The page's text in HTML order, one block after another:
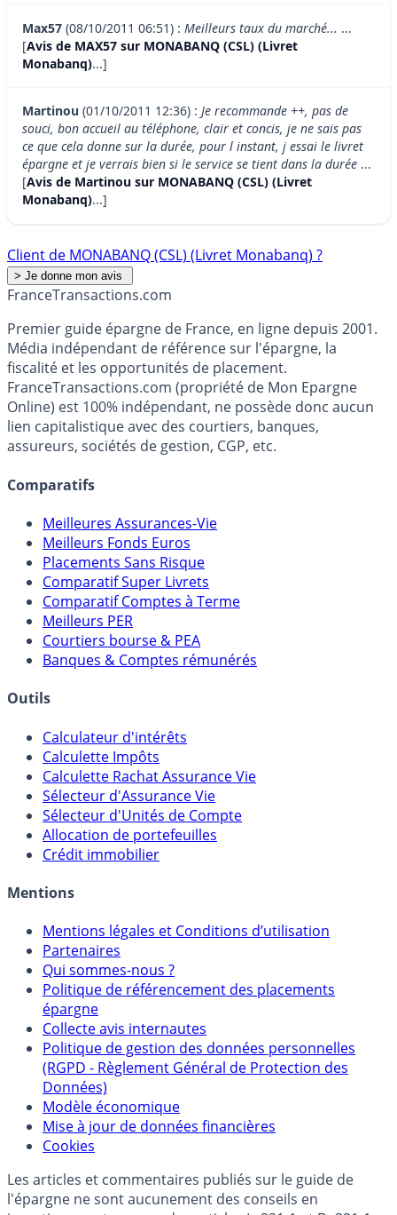
Max57 (08/10/2011 06:51) : Meilleurs taux du marché... ...
[Avis de MAX57 sur MONABANQ (CSL) (Livret
Monabanq)...]
Martinou (01/10/2011 12:36) : Je recommande ++, pas de
souci, bon accueil au téléphone, clair et concis, je ne sais pas
ce que cela donne sur la durée, pour l instant, j essai le livret
épargne et je verrais bien si le service se tient dans la durée ...
[Avis de Martinou sur MONABANQ (CSL) (Livret
Monabanq)...]
Client de MONABANQ (CSL) (Livret Monabanq) ?
FranceTransactions.com
Premier guide épargne de France, en ligne depuis 2001.
Média indépendant de référence sur l'épargne, la
fiscalité et les opportunités de placement.
FranceTransactions.com (propriété de Mon Epargne
Online) est 100% indépendant, ne possède donc aucun
lien capitalistique avec des courtiers, banques,
assureurs, sociétés de gestion, CGP, etc.
Comparatifs
Meilleures Assurances-Vie
Meilleurs Fonds Euros
Placements Sans Risque
Comparatif Super Livrets
Comparatif Comptes à Terme
Meilleurs PER
Courtiers bourse & PEA
Banques & Comptes rémunérés
Outils
Calculateur d'intérêts
Calculette Impôts
Calculette Rachat Assurance Vie
Sélecteur d'Assurance Vie
Sélecteur d'Unités de Compte
Allocation de portefeuilles
Crédit immobilier
Mentions
Mentions légales et Conditions d’utilisation
Partenaires
Qui sommes-nous ?
Politique de référencement des placements
épargne
Collecte avis internautes
Politique de gestion des données personnelles
(RGPD - Règlement Général de Protection des
Données)
Modèle économique
Mise à jour de données financières
Cookies
Les articles et commentaires publiés sur le guide de
l'épargne ne sont aucunement des conseils en